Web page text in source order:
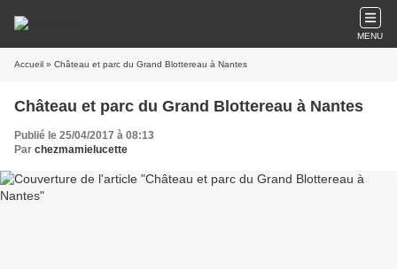
MENU
Accueil » Château et parc du Grand Blottereau à Nantes
Château et parc du Grand Blottereau à Nantes
Publié le 25/04/2017 à 08:13
Par chezmamielucette